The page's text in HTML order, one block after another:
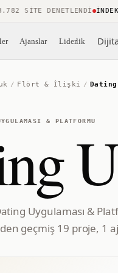
SITE DENETLENDI İNDEKS
Ajanslar Liderlik
/ Flört & İlişki /
& PLATFORMU
Uygulaması &
geçmiş 19 proje, 1